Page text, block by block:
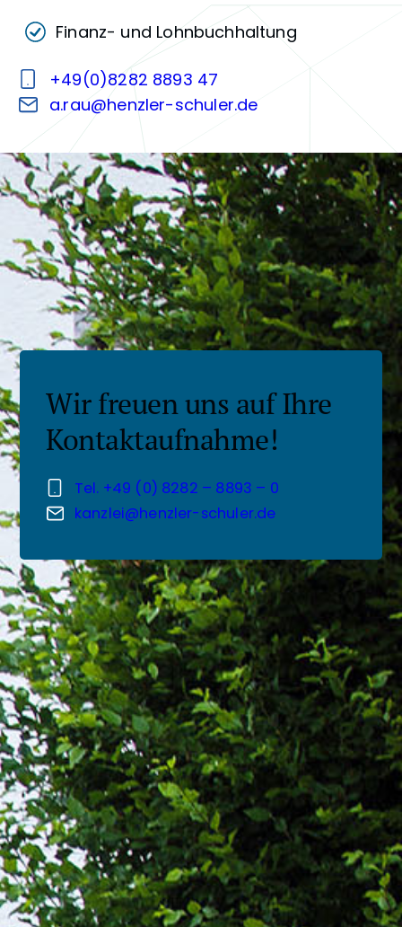
Finanz- und Lohnbuchhaltung
+49(0)8282 8893 47
a.rau@henzler-schuler.de
Wir freuen uns auf Ihre
Kontakt­aufnahme!
Tel. +49 (0) 8282 – 8893 – 0
kanzlei@henzler-schuler.de